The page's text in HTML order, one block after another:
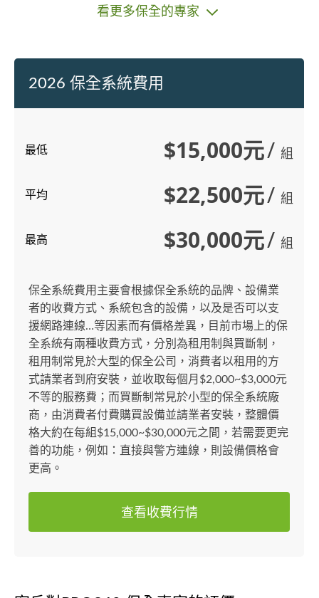
看更多保全的專家
2026 保全系統費用
最低 $15,000元/ 組
平均 $22,500元/ 組
最高 $30,000元/ 組
保全系統費用主要會根據保全系統的品牌、設備業
者的收費方式、系統包含的設備，以及是否可以支
援網路連線…等因素而有價格差異，目前市場上的保
全系統有兩種收費方式，分別為租用制與買斷制，
租用制常見於大型的保全公司，消費者以租用的方
式請業者到府安裝，並收取每個月$2,000~$3,000元
不等的服務費；而買斷制常見於小型的保全系統廠
商，由消費者付費購買設備並請業者安裝，整體價
格大約在每組$15,000~$30,000元之間，若需要更完
善的功能，例如：直接與警方連線，則設備價格會
更高。
查看收費行情